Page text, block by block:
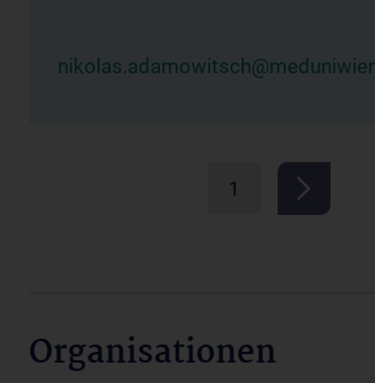
1
Organisationen